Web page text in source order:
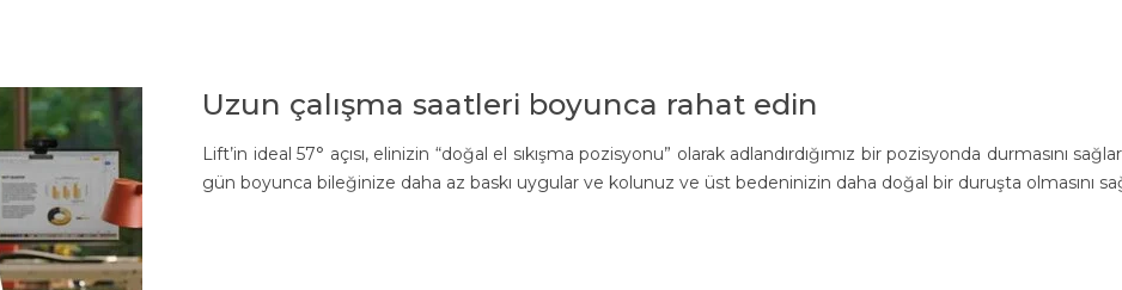
Uzun çalışma saatleri boyunca rahat edin
Lift’in ideal 57° açısı, elinizin “doğal el sıkışma pozisyonu” olarak adlandırdığımız bir pozisyonda durmasını
gün boyunca bileğinize daha az baskı uygular ve kolunuz ve üst bedeninizin daha doğal bir duruşta olmasını